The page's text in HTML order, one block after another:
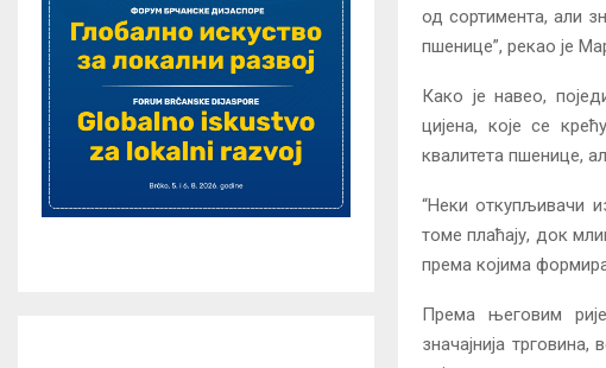
од сортимента, али
пшенице”, рекао је
Како је навео,
цијена, које се
квалитета пшенице,
“Неки откупљивачи
томе плаћају, док
према којима
Према његовим
значајнија